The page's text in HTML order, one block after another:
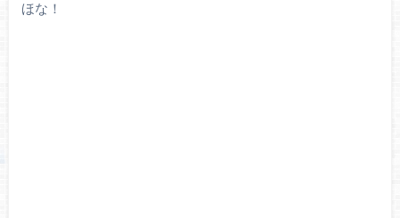
ほな！